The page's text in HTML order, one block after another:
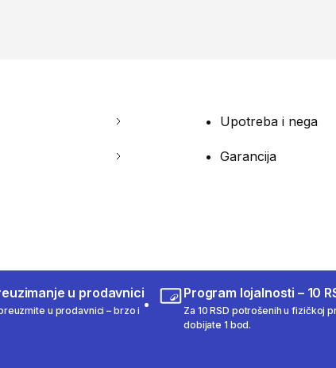
Upotreba i nega
Garancija
u prodavnici
u prodavnici – brzo i
Program lojalnosti – 10
Za 10 RSD potrošenih u fizičkoj
dobijate 1 bod.